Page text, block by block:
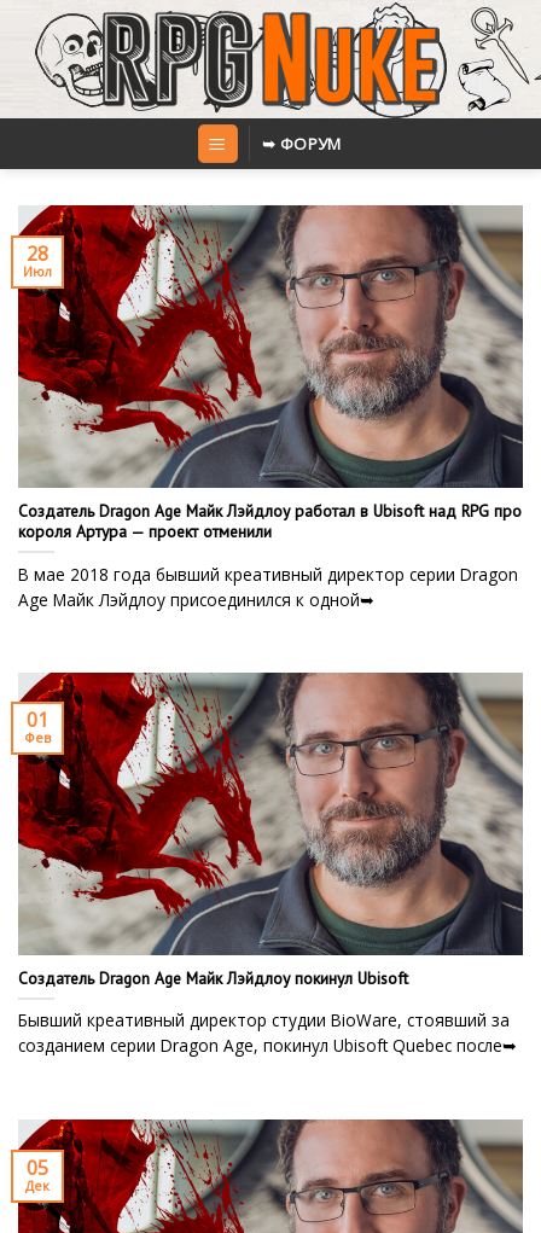
content
➥ ФОРУМ
Создатель Dragon Age Майк Лэйдлоу работал в Ubisoft над RPG про
короля Артура — проект отменили
В мае 2018 года бывший креативный директор серии Dragon
Age Майк Лэйдлоу присоединился к одной➥
28
Июл
Создатель Dragon Age Майк Лэйдлоу покинул Ubisoft
Бывший креативный директор студии BioWare, стоявший за
созданием серии Dragon Age, покинул Ubisoft Quebec после➥
01
Фев
05
Дек